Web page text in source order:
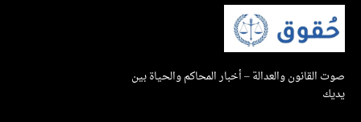
صوت القانون والعدالة – أخبار المحاكم والحياة بين
يديك